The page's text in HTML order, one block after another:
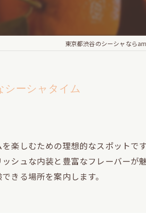
東京都渋谷のシーシャなら
ーシャタイム
楽しむための理想的なスポット
シュな内装と豊富なフレーバー
きる場所を案内します。